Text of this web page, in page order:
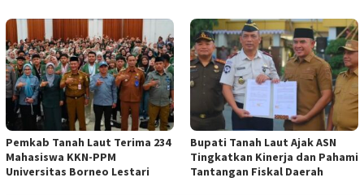
Pemkab Tanah Laut Terima 234
Mahasiswa KKN-PPM
Universitas Borneo Lestari
Bupati Tanah Laut Ajak ASN
Tingkatkan Kinerja dan Pahami
Tantangan Fiskal Daerah